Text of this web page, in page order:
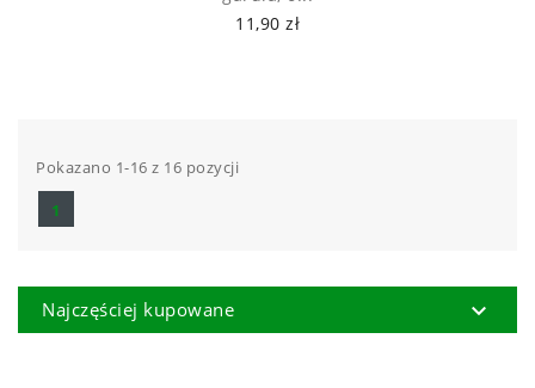
11,90 zł
Pokazano 1-16 z 16 pozycji
1
Najczęściej kupowane 